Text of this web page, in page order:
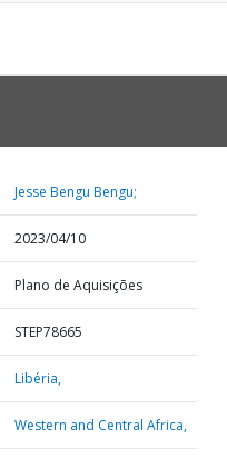
Jesse Bengu Bengu;
2023/04/10
Plano de Aquisições
STEP78665
Libéria,
Western and Central Africa,